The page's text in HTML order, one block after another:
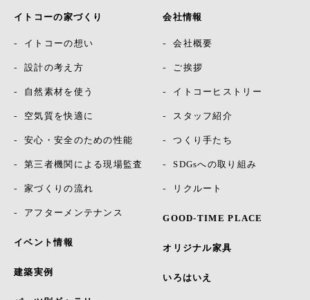
イトコーの家づくり
イトコーの想い
設計の考え方
自然素材を使う
空気質を快適に
安心・安全のための性能
第三者機関による現場監査
家づくりの流れ
アフターメンテナンス
イベント情報
建築実例
会社情報
会社概要
ご挨拶
イトコーヒストリー
スタッフ紹介
つくり手たち
SDGsへの取り組み
リクルート
GOOD-TIME PLACE
オリジナル家具
いろはいえ